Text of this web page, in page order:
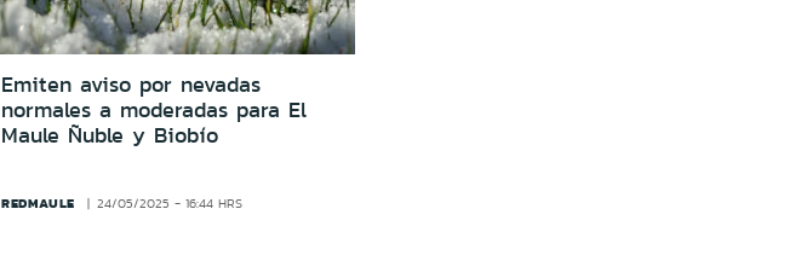
Emiten aviso por nevadas
normales a moderadas para El
Maule Ñuble y Biobío
REDMAULE 24/05/2025 - 16:44 HRS